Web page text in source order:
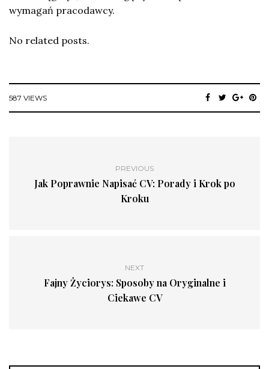
wymagań pracodawcy.
No related posts.
587 VIEWS
PREVIOUS
Jak Poprawnie Napisać CV: Porady i Krok po
Kroku
NEXT
Fajny Życiorys: Sposoby na Oryginalne i
Ciekawe CV